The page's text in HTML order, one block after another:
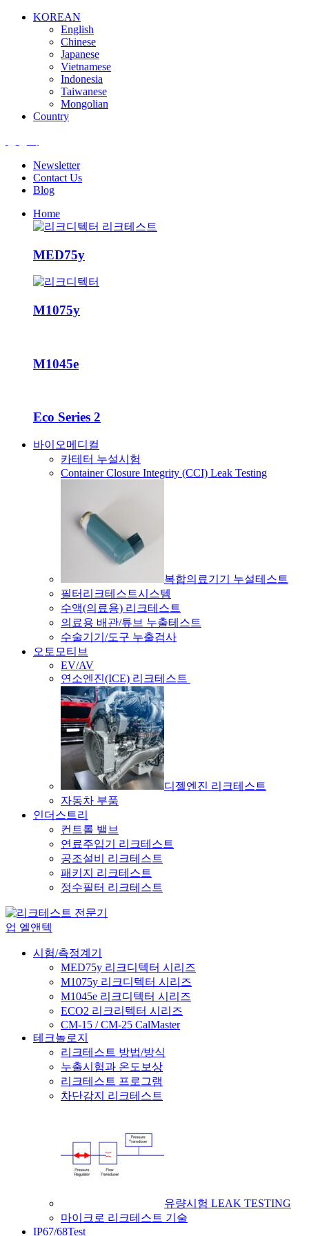
KOREAN
English
Chinese
Japanese
Vietnamese
Indonesia
Taiwanese
Mongolian
Country
Newsletter
Contact Us
Blog
Home
MED75y
M1075y
M1045e
Eco Series 2
바이오메디컬
카테터 누설시험
Container Closure Integrity (CCI) Leak Testing
복합의료기기 누설테스트
필터리크테스트시스템
수액(의료용) 리크테스트
의료용 배관/튜브 누출테스트
수술기기/도구 누출검사
오토모티브
EV/AV
연소엔진(ICE) 리크테스트
디젤엔진 리크테스트
자동차 부품
인더스트리
컨트롤 밸브
연료주입기 리크테스트
공조설비 리크테스트
패키지 리크테스트
정수필터 리크테스트
시험/측정계기
MED75y 리크디텍터 시리즈
M1075y 리크디텍터 시리즈
M1045e 리크디텍터 시리즈
ECO2 리크리텍터 시리즈
CM-15 / CM-25 CalMaster
테크놀로지
리크테스트 방법/방식
누출시험과 온도보상
리크테스트 프로그램
차단감지 리크테스트
유량시험 LEAK TESTING
마이크로 리크테스트 기술
IP67/68Test